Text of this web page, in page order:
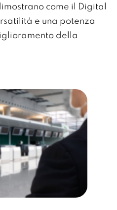
come il Digital
e una potenza
della